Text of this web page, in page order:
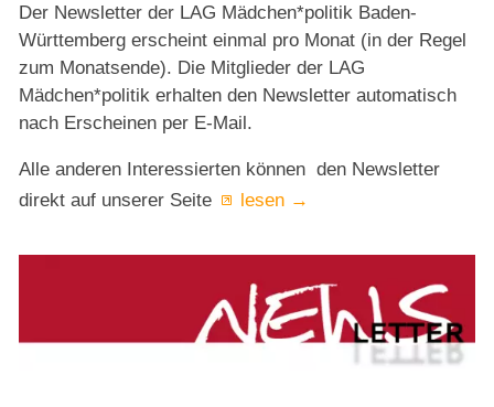
Der Newsletter der LAG Mädchen*politik Baden-
Württemberg erscheint einmal pro Monat (in der Regel
zum Monatsende). Die Mitglieder der LAG
Mädchen*politik erhalten den Newsletter automatisch
nach Erscheinen per E-Mail.
Alle anderen Interessierten können den Newsletter
direkt auf unserer Seite
lesen →